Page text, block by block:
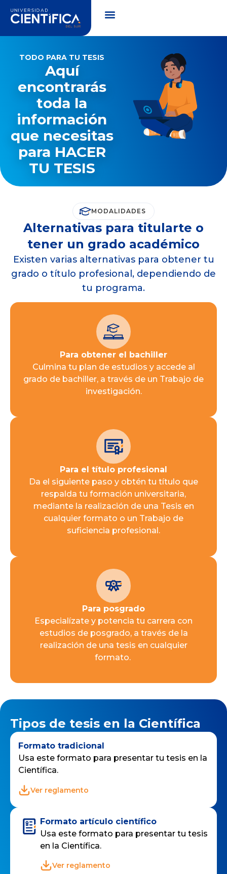
TODO PARA TU TESIS
Aquí
encontrarás
toda la
información
que necesitas
para HACER
TU TESIS
MODALIDADES
Alternativas para titularte o
tener un grado académico
Existen varias alternativas para obtener tu
grado o título profesional, dependiendo de
tu programa.
Para obtener el bachiller
Culmina tu plan de estudios y accede al
grado de bachiller, a través de un Trabajo de
investigación.
Para el título profesional
Da el siguiente paso y obtén tu título que
respalda tu formación universitaria,
mediante la realización de una Tesis en
cualquier formato o un Trabajo de
suficiencia profesional.
Para posgrado
Especialízate y potencia tu carrera con
estudios de posgrado, a través de la
realización de una tesis en cualquier
formato.
Tipos de tesis en la Científica
Formato tradicional
Usa este formato para presentar tu tesis en la
Científica.
Ver reglamento
Formato artículo científico
Usa este formato para presentar tu tesis
en la Científica.
Ver reglamento